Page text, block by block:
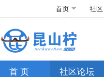
首页 社区
首 页 社区论坛